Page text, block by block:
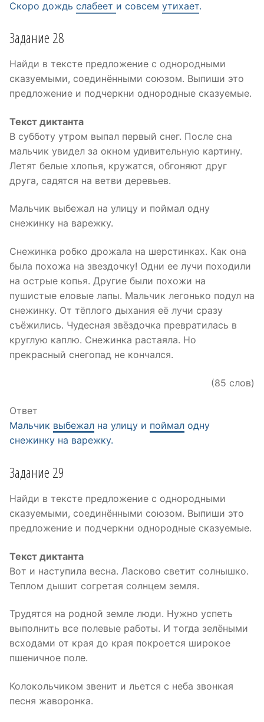
Скоро дождь слабеет и совсем утихает.
Задание 28
Найди в тексте предложение с однородными
сказуемыми, соединёнными союзом. Выпиши это
предложение и подчеркни однородные сказуемые.
Текст диктанта
B субботу утром выпал первый снег. После сна
мальчик увидел за окном удивительную картину.
Летят белые хлопья, кружатся, обгоняют друг
друга, садятся на ветви деревьев.
Мальчик выбежал на улицу и поймал одну
снежинку на варежку.
Снежинка робко дрожала на шерстинках. Как она
была похожа на звездочку! Одни ее лучи походили
на острые копья. Другие были похожи на
пушистые еловые лапы. Мальчик легонько подул на
снежинку. Oт тёплого дыхания её лучи сразу
съёжились. Чудесная звёздочка превратилась в
круглую каплю. Снежинка растаяла. Но
прекрасный снегопад не кончался.
(85 слов)
Ответ
Мальчик выбежал на улицу и поймал одну
снежинку на варежку.
Задание 29
Найди в тексте предложение с однородными
сказуемыми, соединёнными союзом. Выпиши это
предложение и подчеркни однородные сказуемые.
Текст диктанта
Вoт и наступила весна. Ласково светит солнышко.
Теплом дышит согретая солнцем земля.
Трудятся на родной земле люди. Нужно успеть
выполнить все полевые работы. И тогда зелёными
всходами от края до края покроется широкое
пшеничное поле.
Колокольчиком звенит и льется с неба звонкая
песня жаворонка.